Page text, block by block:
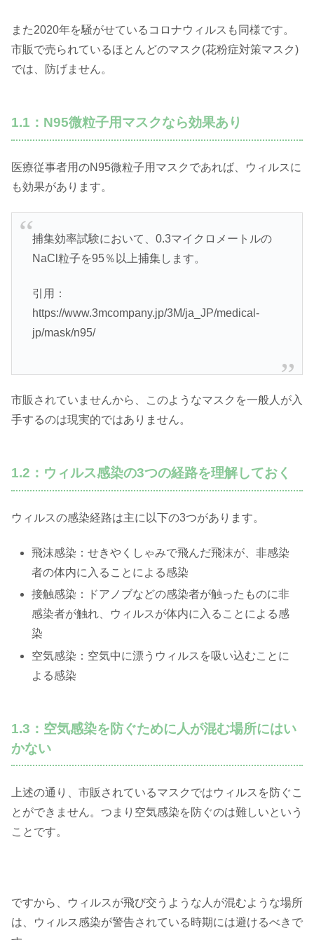
また2020年を騒がせているコロナウィルスも同様です。
市販で売られているほとんどのマスク(花粉症対策マスク)
では、防げません。
1.1：N95微粒子用マスクなら効果あり
医療従事者用のN95微粒子用マスクであれば、ウィルスに
も効果があります。
捕集効率試験において、0.3マイクロメートルの
NaCl粒子を95％以上捕集します。
引用：
https://www.3mcompany.jp/3M/ja_JP/medical-
jp/mask/n95/
市販されていませんから、このようなマスクを一般人が入
手するのは現実的ではありません。
1.2：ウィルス感染の3つの経路を理解しておく
ウィルスの感染経路は主に以下の3つがあります。
飛沫感染：せきやくしゃみで飛んだ飛沫が、非感染
者の体内に入ることによる感染
接触感染：ドアノブなどの感染者が触ったものに非
感染者が触れ、ウィルスが体内に入ることによる感
染
空気感染：空気中に漂うウィルスを吸い込むことに
よる感染
1.3：空気感染を防ぐために人が混む場所にはい
かない
上述の通り、市販されているマスクではウィルスを防ぐこ
とができません。つまり空気感染を防ぐのは難しいという
ことです。
ですから、ウィルスが飛び交うような人が混むような場所
は、ウィルス感染が警告されている時期には避けるべきで